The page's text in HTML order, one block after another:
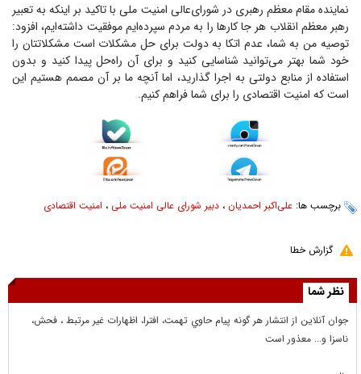
نماینده مقام معظم رهبری در شورای‌عالی امنیت ملی با تاکید بر اینکه به تعبیر
رهبر معظم انقلاب هر جا کار‌ها را به مردم سپرده‌ایم موفقیت داشته‌ایم، افزود:
توصیه من به شما، عدم اتکا به دولت برای حل مشکلات است مشکلاتتان را
خود شما بهتر می‌توانید شناسایی کنید و برای آن راه‌حل پیدا کنید و بدون
استفاده از منابع دولتی به اجرا گذارید، اما آنچه ما بر آن مصمم هستیم این
است که امنیت اقتصادی را برای شما فراهم کنیم.
برچسب ها: علی‌اکبر احمدیان ، دبیر شورای عالی امنیت ملی ، امنیت اقتصادی
گزارش خطا
نظر شما
جوان آنلاين از انتشار هر گونه پيام حاوي تهمت، افترا، اظهارات غير مرتبط ، فحش،
ناسزا و... معذور است